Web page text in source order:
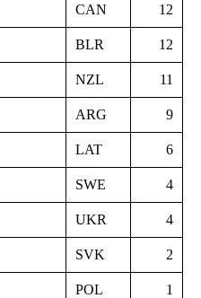
CAN 12
BLR 12
NZL 11
ARG 9
LAT 6
SWE 4
UKR 4
SVK 2
POL 1